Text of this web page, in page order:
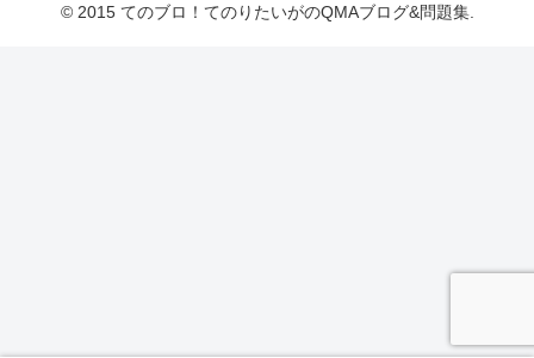
© 2015 てのブロ！てのりたいがのQMAブログ&問題集.